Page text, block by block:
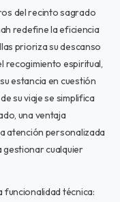
del recinto sagrado
redefine la eficiencia
prioriza su descanso
recogimiento espiritual,
estancia en cuestión
su viaje se simplifica
una ventaja
atención personalizada
gestionar cualquier
funcionalidad técnica: